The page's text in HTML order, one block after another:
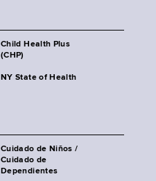
Child Health Plus
(CHP)
NY State of Health
Cuidado de Niños /
Cuidado de
Dependientes